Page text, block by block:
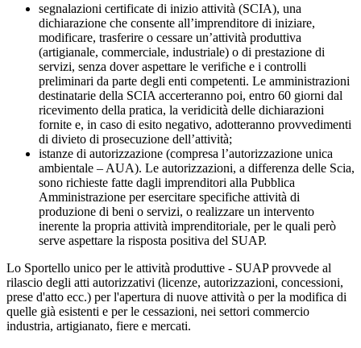
segnalazioni certificate di inizio attività (SCIA), una
dichiarazione che consente all’imprenditore di iniziare,
modificare, trasferire o cessare un’attività produttiva
(artigianale, commerciale, industriale) o di prestazione di
servizi, senza dover aspettare le verifiche e i controlli
preliminari da parte degli enti competenti. Le amministrazioni
destinatarie della SCIA accerteranno poi, entro 60 giorni dal
ricevimento della pratica, la veridicità delle dichiarazioni
fornite e, in caso di esito negativo, adotteranno provvedimenti
di divieto di prosecuzione dell’attività;
istanze di autorizzazione (compresa l’autorizzazione unica
ambientale – AUA). Le autorizzazioni, a differenza delle Scia,
sono richieste fatte dagli imprenditori alla Pubblica
Amministrazione per esercitare specifiche attività di
produzione di beni o servizi, o realizzare un intervento
inerente la propria attività imprenditoriale, per le quali però
serve aspettare la risposta positiva del SUAP.
Lo Sportello unico per le attività produttive - SUAP provvede al
rilascio degli atti autorizzativi (licenze, autorizzazioni, concessioni,
prese d'atto ecc.) per l'apertura di nuove attività o per la modifica di
quelle già esistenti e per le cessazioni, nei settori commercio
industria, artigianato, fiere e mercati.